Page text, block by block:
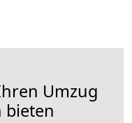
Umzug
bieten